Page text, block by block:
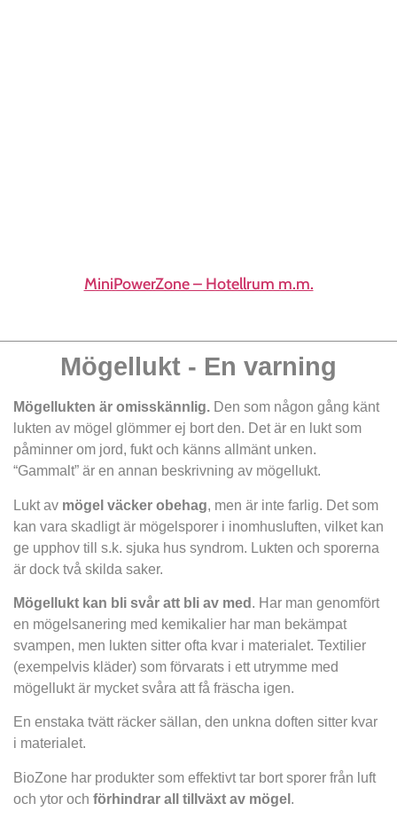
MiniPowerZone – Hotellrum m.m.
Mögellukt - En varning
Mögellukten är omisskännlig. Den som någon gång känt
lukten av mögel glömmer ej bort den. Det är en lukt som
påminner om jord, fukt och känns allmänt unken.
“Gammalt” är en annan beskrivning av mögellukt.
Lukt av mögel väcker obehag, men är inte farlig. Det som
kan vara skadligt är mögelsporer i inomhusluften, vilket kan
ge upphov till s.k. sjuka hus syndrom. Lukten och sporerna
är dock två skilda saker.
Mögellukt kan bli svår att bli av med . Har man genomfört
en mögelsanering med kemikalier har man bekämpat
svampen, men lukten sitter ofta kvar i materialet. Textilier
(exempelvis kläder) som förvarats i ett utrymme med
mögellukt är mycket svåra att få fräscha igen.
En enstaka tvätt räcker sällan, den unkna doften sitter kvar
i materialet.
BioZone har produkter som effektivt tar bort sporer från luft
och ytor och förhindrar all tillväxt av mögel .